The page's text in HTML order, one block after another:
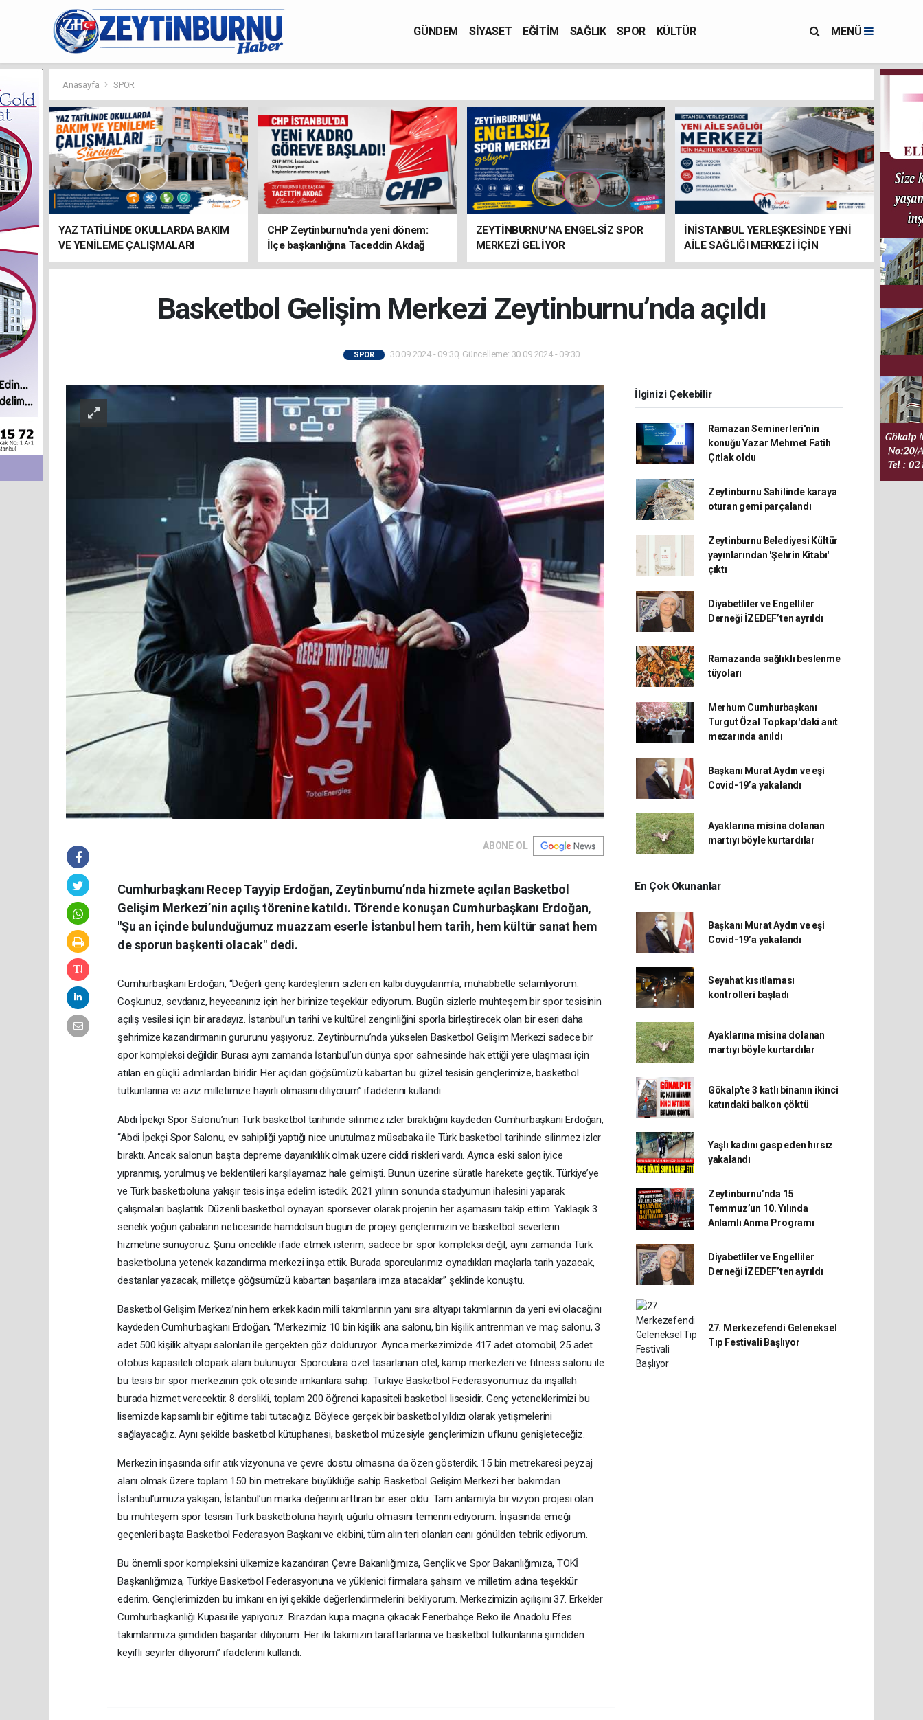
GÜNDEM SİYASET EĞİTİM SAĞLIK SPOR KÜLTÜR MENÜ
Anasayfa SPOR
YAZ TATİLİNDE OKULLARDA BAKIM
VE YENİLEME ÇALIŞMALARI
SÜRÜYOR
CHP Zeytinburnu'nda yeni dönem:
İlçe başkanlığına Taceddin Akdağ
atandı
ZEYTİNBURNU’NA ENGELSİZ SPOR
MERKEZİ GELİYOR
İNİSTANBUL YERLEŞKESİNDE YENİ
AİLE SAĞLIĞI MERKEZİ İÇİN
HAZIRLIKLAR SÜRÜYOR
Basketbol Gelişim Merkezi Zeytinburnu’nda açıldı
SPOR 30.09.2024 - 09:30, Güncelleme: 30.09.2024 - 09:30
ABONE OL
Cumhurbaşkanı Recep Tayyip Erdoğan, Zeytinburnu’nda hizmete açılan Basketbol
Gelişim Merkezi’nin açılış törenine katıldı. Törende konuşan Cumhurbaşkanı Erdoğan,
"Şu an içinde bulunduğumuz muazzam eserle İstanbul hem tarih, hem kültür sanat hem
de sporun başkenti olacak" dedi.
Cumhurbaşkanı Erdoğan, “Değerli genç kardeşlerim sizleri en kalbi duygularımla, muhabbetle selamlıyorum.
Coşkunuz, sevdanız, heyecanınız için her birinize teşekkür ediyorum. Bugün sizlerle muhteşem bir spor tesisinin
açılış vesilesi için bir aradayız. İstanbul’un tarihi ve kültürel zenginliğini sporla birleştirecek olan bir eseri daha
şehrimize kazandırmanın gururunu yaşıyoruz. Zeytinburnu’nda yükselen Basketbol Gelişim Merkezi sadece bir
spor kompleksi değildir. Burası aynı zamanda İstanbul’un dünya spor sahnesinde hak ettiği yere ulaşması için
atılan en güçlü adımlardan biridir. Her açıdan göğsümüzü kabartan bu güzel tesisin gençlerimize, basketbol
tutkunlarına ve aziz milletimize hayırlı olmasını diliyorum” ifadelerini kullandı.
Abdi İpekçi Spor Salonu’nun Türk basketbol tarihinde silinmez izler bıraktığını kaydeden Cumhurbaşkanı Erdoğan,
“Abdi İpekçi Spor Salonu, ev sahipliği yaptığı nice unutulmaz müsabaka ile Türk basketbol tarihinde silinmez izler
bıraktı. Ancak salonun başta depreme dayanıklılık olmak üzere ciddi riskleri vardı. Ayrıca eski salon iyice
yıpranmış, yorulmuş ve beklentileri karşılayamaz hale gelmişti. Bunun üzerine süratle harekete geçtik. Türkiye’ye
ve Türk basketboluna yakışır tesis inşa edelim istedik. 2021 yılının sonunda stadyumun ihalesini yaparak
çalışmaları başlattık. Düzenli basketbol oynayan sporsever olarak projenin her aşamasını takip ettim. Yaklaşık 3
senelik yoğun çabaların neticesinde hamdolsun bugün de projeyi gençlerimizin ve basketbol severlerin
hizmetine sunuyoruz. Şunu öncelikle ifade etmek isterim, sadece bir spor kompleksi değil, aynı zamanda Türk
basketboluna yetenek kazandırma merkezi inşa ettik. Burada sporcularımız oynadıkları maçlarla tarih yazacak,
destanlar yazacak, milletçe göğsümüzü kabartan başarılara imza atacaklar” şeklinde konuştu.
Basketbol Gelişim Merkezi’nin hem erkek kadın milli takımlarının yanı sıra altyapı takımlarının da yeni evi olacağını
kaydeden Cumhurbaşkanı Erdoğan, “Merkezimiz 10 bin kişilik ana salonu, bin kişilik antrenman ve maç salonu, 3
adet 500 kişilik altyapı salonları ile gerçekten göz dolduruyor. Ayrıca merkezimizde 417 adet otomobil, 25 adet
otobüs kapasiteli otopark alanı bulunuyor. Sporculara özel tasarlanan otel, kamp merkezleri ve fitness salonu ile
bu tesis bir spor merkezinin çok ötesinde imkanlara sahip. Türkiye Basketbol Federasyonumuz da inşallah
burada hizmet verecektir. 8 derslikli, toplam 200 öğrenci kapasiteli basketbol lisesidir. Genç yeteneklerimizi bu
lisemizde kapsamlı bir eğitime tabi tutacağız. Böylece gerçek bir basketbol yıldızı olarak yetişmelerini
sağlayacağız. Aynı şekilde basketbol kütüphanesi, basketbol müzesiyle gençlerimizin ufkunu genişleteceğiz.
Merkezin inşasında sıfır atık vizyonuna ve çevre dostu olmasına da özen gösterdik. 15 bin metrekaresi peyzaj
alanı olmak üzere toplam 150 bin metrekare büyüklüğe sahip Basketbol Gelişim Merkezi her bakımdan
İstanbul’umuza yakışan, İstanbul’un marka değerini arttıran bir eser oldu. Tam anlamıyla bir vizyon projesi olan
bu muhteşem spor tesisin Türk basketboluna hayırlı, uğurlu olmasını temenni ediyorum. İnşasında emeği
geçenleri başta Basketbol Federasyon Başkanı ve ekibini, tüm alın teri olanları canı gönülden tebrik ediyorum.
Bu önemli spor kompleksini ülkemize kazandıran Çevre Bakanlığımıza, Gençlik ve Spor Bakanlığımıza, TOKİ
Başkanlığımıza, Türkiye Basketbol Federasyonuna ve yüklenici firmalara şahsım ve milletim adına teşekkür
ederim. Gençlerimizden bu imkanı en iyi şekilde değerlendirmelerini bekliyorum. Merkezimizin açılışını 37. Erkekler
Cumhurbaşkanlığı Kupası ile yapıyoruz. Birazdan kupa maçına çıkacak Fenerbahçe Beko ile Anadolu Efes
takımlarımıza şimdiden başarılar diliyorum. Her iki takımızın taraftarlarına ve basketbol tutkunlarına şimdiden
keyifli seyirler diliyorum” ifadelerini kullandı.
İlginizi Çekebilir
Ramazan Seminerleri'nin
konuğu Yazar Mehmet Fatih
Çıtlak oldu
Zeytinburnu Sahilinde karaya
oturan gemi parçalandı
Zeytinburnu Belediyesi Kültür
yayınlarından 'Şehrin Kitabı'
çıktı
Diyabetliler ve Engelliler
Derneği İZEDEF’ten ayrıldı
Ramazanda sağlıklı beslenme
tüyoları
Merhum Cumhurbaşkanı
Turgut Özal Topkapı'daki anıt
mezarında anıldı
Başkanı Murat Aydın ve eşi
Covid-19’a yakalandı
Ayaklarına misina dolanan
martıyı böyle kurtardılar
En Çok Okunanlar
Başkanı Murat Aydın ve eşi
Covid-19’a yakalandı
Seyahat kısıtlaması
kontrolleri başladı
Ayaklarına misina dolanan
martıyı böyle kurtardılar
Gökalp'te 3 katlı binanın ikinci
katındaki balkon çöktü
Yaşlı kadını gasp eden hırsız
yakalandı
Zeytinburnu’nda 15
Temmuz’un 10. Yılında
Anlamlı Anma Programı
Diyabetliler ve Engelliler
Derneği İZEDEF’ten ayrıldı
27. Merkezefendi Geleneksel
Tıp Festivali Başlıyor